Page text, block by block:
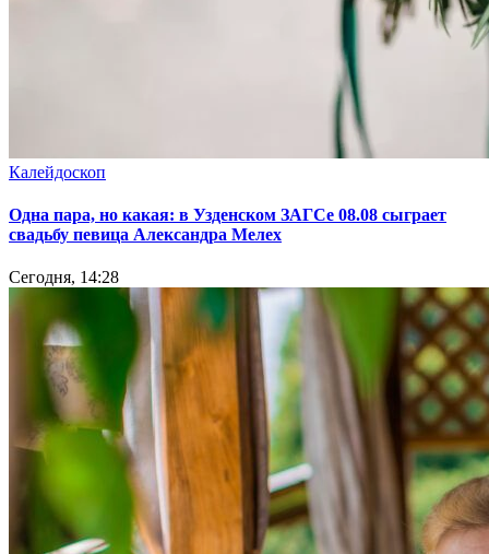
Калейдоскоп
Одна пара, но какая: в Узденском ЗАГСе 08.08 сыграет
свадьбу певица Александра Мелех
Сегодня, 14:28